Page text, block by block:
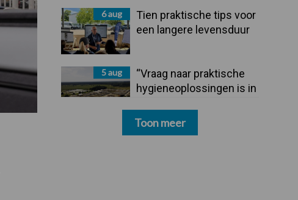
6 aug
Tien praktische tips voor
een langere levensduur
5 aug
“Vraag naar praktische
hygieneoplossingen is in
Toon meer